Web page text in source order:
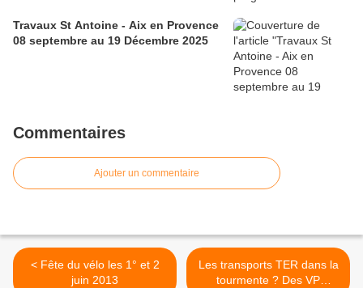
Travaux St Antoine - Aix en Provence
08 septembre au 19 Décembre 2025
Commentaires
Ajouter un commentaire
< Fête du vélo les 1° et 2
juin 2013
Les transports TER dans la
tourmente ? Des VP